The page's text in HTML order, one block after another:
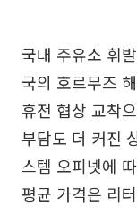
국내 주유소 휘
국의 호르무즈
휴전 협상 교착
부담도 더 커진
스템 오피넷에
평균 가격은 리